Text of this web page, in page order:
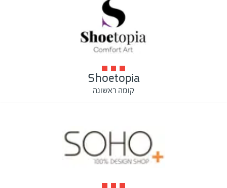
Shoetopia
קומה ראשונה